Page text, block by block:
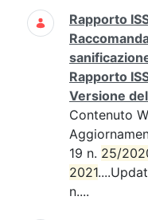
Rapporto
Rapporto
Versione
Contenuto
19 n. 25/
2021
n....